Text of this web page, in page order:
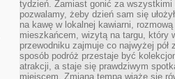
tydzień. Zamiast gonić za wszystkimi
pozwalamy, żeby dzień sam się
na kawę w lokalnej kawiarni, rozmową
mieszkańcem, wizytą na targu, który
przewodniku zajmuje co najwyżej pół
sposób podróż przestaje być
atrakcji, a staje się prawdziwym
miejscem. Zmiana tempa wiąże się